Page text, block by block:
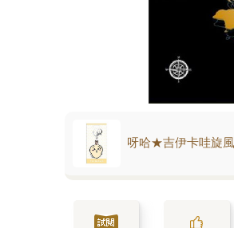
呀哈★吉伊卡哇旋